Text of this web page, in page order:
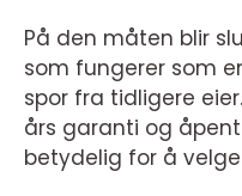
På den måten blir
som fungerer som
spor fra tidligere
års garanti og åpent
betydelig for å